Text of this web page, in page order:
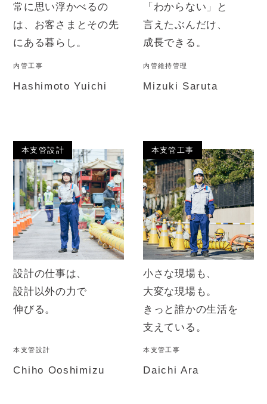
常に思い浮かべるの
は、 お客さまとその先
にある暮らし。
内管工事
Hashimoto Yuichi
「わからない」と
言えたぶんだけ、
成長できる。
内管維持管理
Mizuki Saruta
本支管設計
設計の仕事は、
設計以外の力で
伸びる。
本支管設計
Chiho Ooshimizu
本支管工事
小さな現場も、
大変な現場も。
きっと誰かの生活を
支えている。
本支管工事
Daichi Ara